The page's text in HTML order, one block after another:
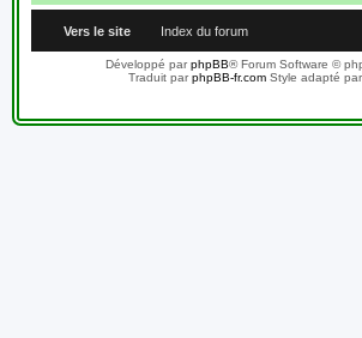
Vers le site Index du forum
Développé parphpBB® Forum Software ©
Traduit parphpBB-fr.comStyle adapté par